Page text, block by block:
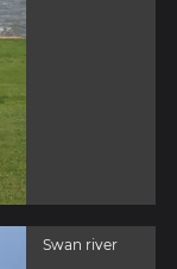
Swan river